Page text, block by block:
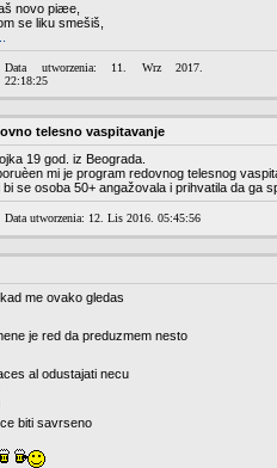
novo piæe,
se liku smešiš,
Data utworzenia: 11. Wrz 2017.
22:18:25
telesno vaspitavanje
19 god. iz Beograda.
mi je program redovnog telesnog
bi se osoba 50+ angažovala i prihvatila da ga
Data utworzenia: 12. Lis 2016. 05:45:56
me ovako gledas
je red da preduzmem nesto
al odustajati necu
biti savrseno